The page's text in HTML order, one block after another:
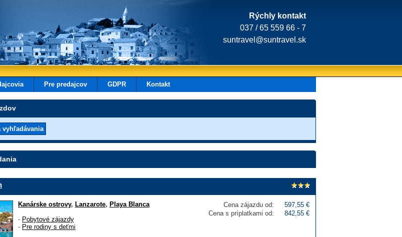
Rýchly kontakt
037 / 65 559 66 - 7
suntravel@suntravel.sk
Pre predajcov GDPR Kontakt
Cena zájazdu od:
597,55 €
Cena s príplatkami od:
842,55 €
Kanárske ostrovy, Lanzarote, Playa Blanca
- Pobytové zájazdy
- Pre rodiny s deťmi